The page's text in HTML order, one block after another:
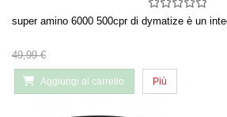
super amino 6000 500cpr di dymatize è un
49,99 €
Aggiungi al carrello Più